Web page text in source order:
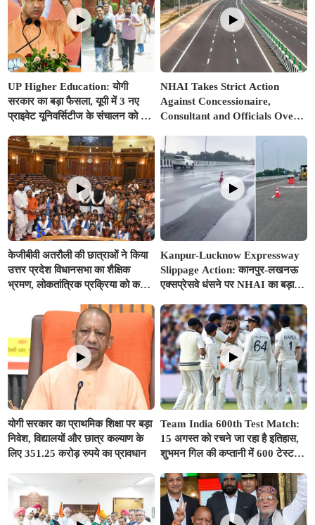
UP Higher Education: योगी
सरकार का बड़ा फैसला, यूपी में 3 नए
प्राइवेट यूनिवर्सिटीज के संचालन को हरी
NHAI Takes Strict Action
Against Concessionaire,
Consultant and Officials Over
Issues
केजीबीवी अतरौली की छात्राओं ने किया
उत्तर प्रदेश विधानसभा का शैक्षिक
भ्रमण, लोकतांत्रिक प्रक्रिया को करीब
Kanpur-Lucknow Expressway
Slippage Action: कानपुर-लखनऊ
एक्सप्रेसवे धंसने पर NHAI का बड़ा
गिरी गाज, टोल वसूली रोकी गई
योगी सरकार का प्राथमिक शिक्षा पर बड़ा
निवेश, विद्यालयों और छात्र कल्याण के
लिए 351.25 करोड़ रुपये का प्रावधान
Team India 600th Test Match:
15 अगस्त को रचने जा रहा है इतिहास,
शुभमन गिल की कप्तानी में 600 टेस्ट
भारत